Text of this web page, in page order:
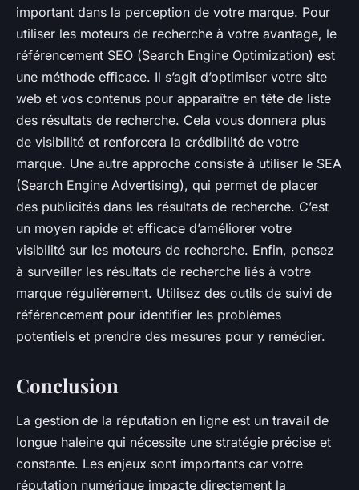
important dans la perception de votre marque. Pour
utiliser les moteurs de recherche à votre avantage, le
référencement SEO (Search Engine Optimization) est
une méthode efficace. Il s’agit d’optimiser votre site
web et vos contenus pour apparaître en tête de liste
des résultats de recherche. Cela vous donnera plus
de visibilité et renforcera la crédibilité de votre
marque. Une autre approche consiste à utiliser le SEA
(Search Engine Advertising), qui permet de placer
des publicités dans les résultats de recherche. C’est
un moyen rapide et efficace d’améliorer votre
visibilité sur les moteurs de recherche. Enfin, pensez
à surveiller les résultats de recherche liés à votre
marque régulièrement. Utilisez des outils de suivi de
référencement pour identifier les problèmes
potentiels et prendre des mesures pour y remédier.
Conclusion
La gestion de la réputation en ligne est un travail de
longue haleine qui nécessite une stratégie précise et
constante. Les enjeux sont importants car votre
réputation numérique impacte directement la